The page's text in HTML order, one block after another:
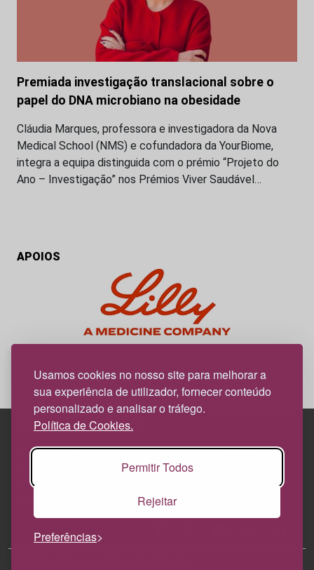
Usamos cookies no nosso site para melhorar a
sua experiência de utilizador, fornecer conteúdo
personalizado e analisar o tráfego.
Política de Cookies.
Permitir Todos
Rejeitar
Preferências
Premiada investigação translacional sobre o
papel do DNA microbiano na obesidade
Cláudia Marques, professora e investigadora da Nova
Medical School (NMS) e cofundadora da YourBiome,
integra a equipa distinguida com o prémio “Projeto do
Ano – Investigação” nos Prémios Viver Saudável…
APOIOS
News Farma, possível com o apoio da Lilly.
Edif. Lisboa Oriente | Av. Infante D. Henrique, n.º 333H, esc.
1800-282 Lisboa | Portugal